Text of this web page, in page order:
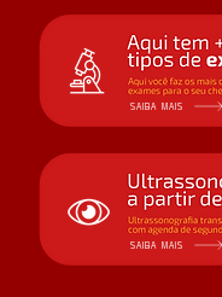
SAIBA MAIS
SAIBA MAIS